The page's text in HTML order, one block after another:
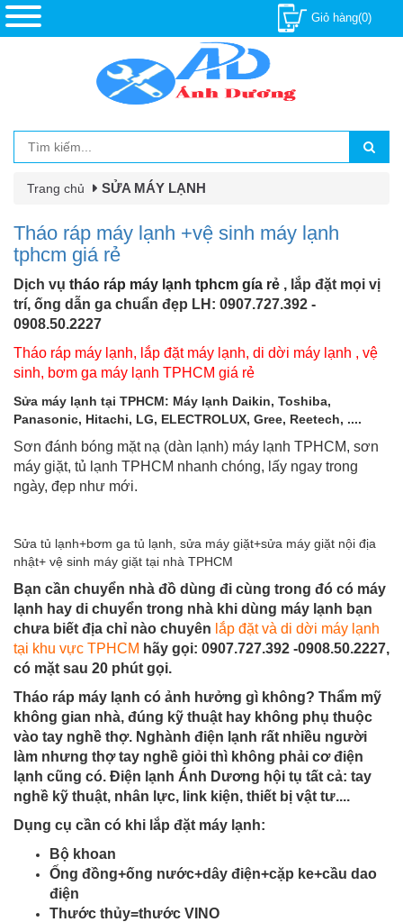
Giỏ hàng(0)
Trang chủ SỬA MÁY LẠNH
Tháo ráp máy lạnh +vệ sinh máy lạnh
tphcm giá rẻ
Dịch vụ tháo ráp máy lạnh tphcm gía rẻ , lắp đặt mọi vị
trí, ống dẫn ga chuẩn đẹp LH: 0907.727.392 -
0908.50.2227
Tháo ráp máy lạnh, lắp đặt máy lạnh, di dời máy lạnh , vệ
sinh, bơm ga máy lạnh TPHCM giá rẻ
Sửa máy lạnh tại TPHCM: Máy lạnh Daikin, Toshiba,
Panasonic, Hitachi, LG, ELECTROLUX, Gree, Reetech, ....
Sơn đánh bóng mặt nạ (dàn lạnh) máy lạnh TPHCM, sơn
máy giặt, tủ lạnh TPHCM nhanh chóng, lấy ngay trong
ngày, đẹp như mới.
Sửa tủ lạnh+bơm ga tủ lạnh, sửa máy giặt+sửa máy giặt nội địa
nhật+ vệ sinh máy giặt tại nhà TPHCM
Bạn cần chuyển nhà đồ dùng đi cùng trong đó có máy
lạnh hay di chuyển trong nhà khi dùng máy lạnh bạn
chưa biết địa chỉ nào chuyên lắp đặt và di dời máy lạnh
tại khu vực TPHCM hãy gọi: 0907.727.392 -0908.50.2227,
có mặt sau 20 phút gọi.
Tháo ráp máy lạnh có ảnh hưởng gì không? Thẩm mỹ
không gian nhà, đúng kỹ thuật hay không phụ thuộc
vào tay nghề thợ. Nghành điện lạnh rất nhiều người
làm nhưng thợ tay nghề giỏi thì không phải cơ điện
lạnh cũng có. Điện lạnh Ánh Dương hội tụ tất cả: tay
nghề kỹ thuật, nhân lực, link kiện, thiết bị vật tư....
Dụng cụ cần có khi lắp đặt máy lạnh:
Bộ khoan
Ống đồng+ống nước+dây điện+cặp ke+cầu dao
điện
Thước thủy=thước VINO